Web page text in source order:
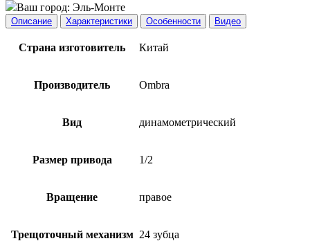
Ваш город: Эль-Монте
Описание Характеристики Особенности Видео
Страна изготовитель Китай
Производитель Ombra
Вид динамометрический
Размер привода 1/2
Вращение правое
Трещоточный механизм 24 зубца